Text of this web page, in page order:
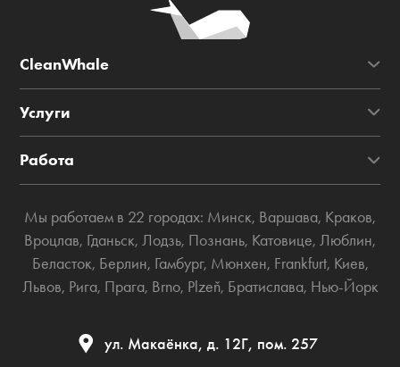
CleanWhale
Услуги
Работа
Мы работаем в 22 городах: Минск, Варшава, Краков,
Вроцлав, Гданьск, Лодзь, Познань, Катовице, Люблин,
Беласток, Берлин, Гамбург, Мюнхен, Frankfurt, Киев,
Львов, Рига, Прага, Brno, Plzeň, Братислава, Нью-Йорк
ул. Макаёнка, д. 12Г, пом. 257